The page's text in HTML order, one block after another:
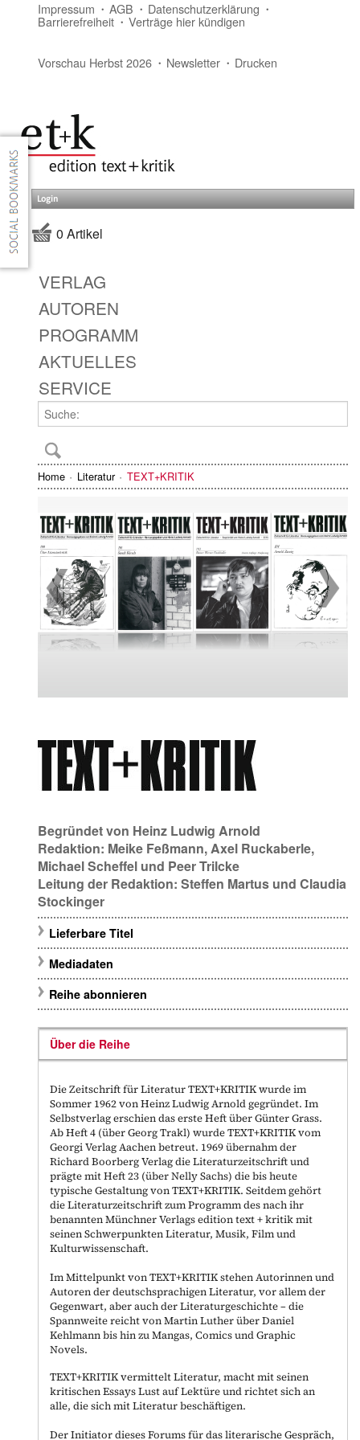
Impressum AGB Datenschutzerklärung
Barrierefreiheit Verträge hier kündigen
Vorschau Herbst 2026 Newsletter Drucken
Login
0 Artikel
VERLAG
AUTOREN
PROGRAMM
AKTUELLES
SERVICE
Home Literatur TEXT+KRITIK
Begründet von Heinz Ludwig Arnold
Redaktion: Meike Feßmann,Axel Ruckaberle,
Michael Scheffel und Peer Trilcke
Leitung der Redaktion: Steffen Martus und Claudia
Stockinger
Lieferbare Titel
Mediadaten
Reihe abonnieren
Über die Reihe
Die Zeitschrift für Literatur TEXT+KRITIK wurde im
Sommer 1962 von Heinz Ludwig Arnold gegründet. Im
Selbstverlag erschien das erste Heft über Günter Grass.
Ab Heft 4 (über Georg Trakl) wurde TEXT+KRITIK vom
Georgi Verlag Aachen betreut. 1969 übernahm der
Richard Boorberg Verlag die Literaturzeitschrift und
prägte mit Heft 23 (über Nelly Sachs) die bis heute
typische Gestaltung von TEXT+KRITIK. Seitdem gehört
die Literaturzeitschrift zum Programm des nach ihr
benannten Münchner Verlags edition text + kritik mit
seinen Schwerpunkten Literatur, Musik, Film und
Kulturwissenschaft.
Im Mittelpunkt von TEXT+KRITIK stehen Autorinnen und
Autoren der deutschsprachigen Literatur, vor allem der
Gegenwart, aber auch der Literaturgeschichte – die
Spannweite reicht von Martin Luther über Daniel
Kehlmann bis hin zu Mangas, Comics und Graphic
Novels.
TEXT+KRITIK vermittelt Literatur, macht mit seinen
kritischen Essays Lust auf Lektüre und richtet sich an
alle, die sich mit Literatur beschäftigen.
Der Initiator dieses Forums für das literarische Gespräch,